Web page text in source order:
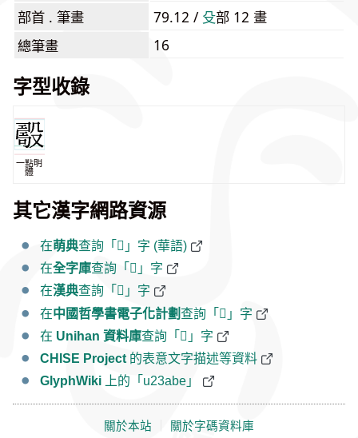
部首 . 筆畫
79.12 / ⽎部 12 畫
總筆畫
16
字型收錄
一點明
體
其它漢字網路資源
在萌典查詢「𣪾」字 (華語)
在全字庫查詢「𣪾」字
在漢典查詢「𣪾」字
在中國哲學書電子化計劃查詢「𣪾」字
在 Unihan 資料庫查詢「𣪾」字
CHISE Project 的表意文字描述等資料
GlyphWiki 上的「u23abe」
關於本站 關於字碼資料庫